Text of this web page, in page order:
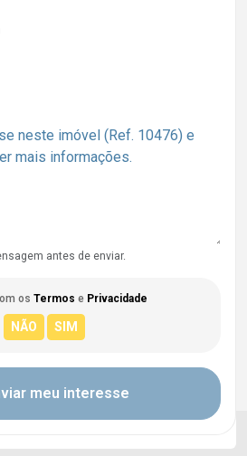
antes de enviar.
os Termos e Privacidade
meu interesse